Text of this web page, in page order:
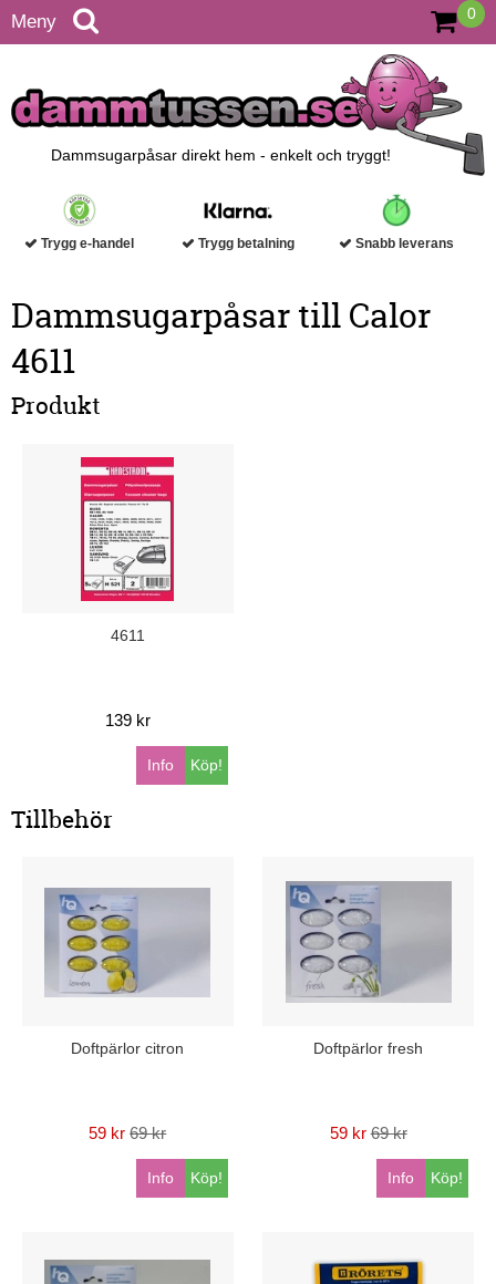
Meny 0
Dammsugarpåsar direkt hem - enkelt och tryggt!
Trygg e-handel Trygg betalning Snabb leverans
Dammsugarpåsar till Calor
4611
Produkt
4611
139 kr
Köp!
Info
Tillbehör
Doftpärlor citron
59 kr 69 kr
Köp!
Info
Doftpärlor fresh
59 kr 69 kr
Köp!
Info